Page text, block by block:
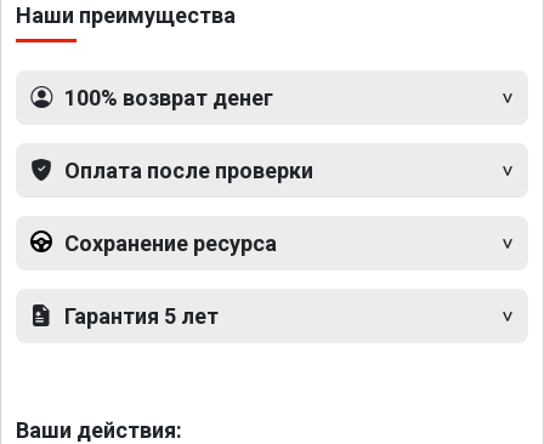
Наши преимущества
100% возврат денег
Оплата после проверки
Сохранение ресурса
Гарантия 5 лет
Ваши действия: